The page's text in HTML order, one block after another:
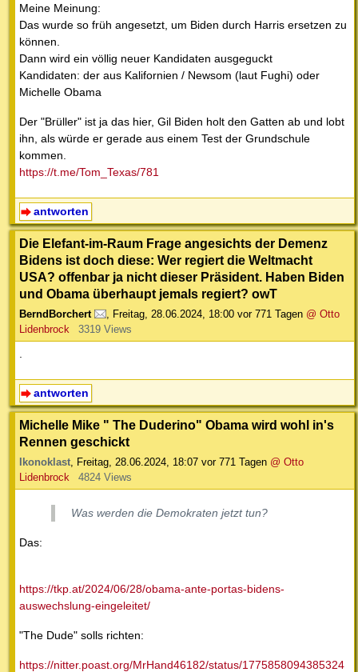
Meine Meinung:
Das wurde so früh angesetzt, um Biden durch Harris ersetzen zu
können.
Dann wird ein völlig neuer Kandidaten ausgeguckt
Kandidaten: der aus Kalifornien / Newsom (laut Fughi) oder
Michelle Obama
Der "Brüller" ist ja das hier, Gil Biden holt den Gatten ab und lobt
ihn, als würde er gerade aus einem Test der Grundschule
kommen.
https://t.me/Tom_Texas/781
antworten
Die Elefant-im-Raum Frage angesichts der Demenz
Bidens ist doch diese: Wer regiert die Weltmacht
USA? offenbar ja nicht dieser Präsident. Haben Biden
und Obama überhaupt jemals regiert? owT
BerndBorchert , Freitag, 28.06.2024, 18:00 vor 771 Tagen @ Otto
Lidenbrock
3319 Views
antworten
Michelle Mike " The Duderino" Obama wird wohl in's
Rennen geschickt
Ikonoklast Freitag, 28.06.2024, 18:07 vor 771 Tagen @ Otto
Lidenbrock
4824 Views
Was werden die Demokraten jetzt tun?
Das:
https://tkp.at/2024/06/28/obama-ante-portas-bidens-
auswechslung-eingeleitet/
"The Dude" solls richten:
https://nitter.poast.org/MrHand46182/status/1775858094385324